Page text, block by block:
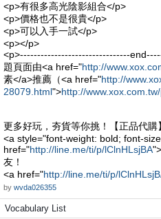
<p>有很多高光陰影組合</p>
<p>價格也不是很貴</p>
<p>可以入手一試</p>
<p></p>
<p>--------------------------------
題頁面由<a href="http://
素</a>推薦（<a href="http://
28079.html">http://
更多好玩，夯貨等你挑！【正品代購
<a style="font-weight: bold; font-
href="http://line.me/ti/p/lClnHLsjBA
友！
<a href="http://line.me/ti/p/
by wvda026355
Vocabulary List